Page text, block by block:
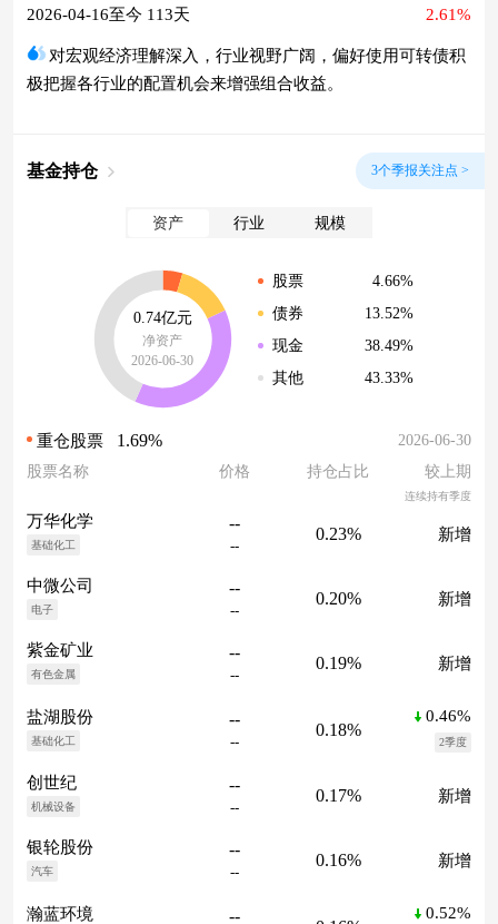
2026-04-16至今 113天 2.61%
对宏观经济理解深入，行业视野广阔，偏好使用可转债积
极把握各行业的配置机会来增强组合收益。
基金持仓 3个季报关注点 >
资产 行业 规模
0.74亿元
净资产
2026-06-30
股票
4.66%
债券
13.52%
现金
38.49%
其他
43.33%
重仓股票 1.69%
2026-06-30
股票名称
价格 持仓占比 较上期
连续持有季度
万华化学
基础化工
--
--
0.23% 新增
中微公司
电子
--
--
0.20% 新增
紫金矿业
有色金属
--
--
0.19% 新增
盐湖股份
基础化工
--
--
0.18%
0.46%
2季度
创世纪
机械设备
--
--
0.17% 新增
银轮股份
汽车
--
--
0.16% 新增
瀚蓝环境 -- 0.52%